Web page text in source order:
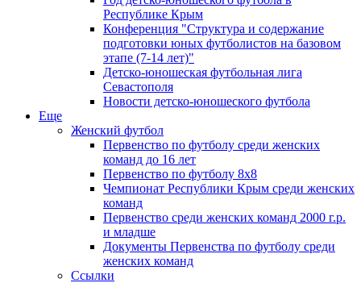
Республике Крым
Конференция "Структура и содержание
подготовки юных футболистов на базовом
этапе (7-14 лет)"
Детско-юношеская футбольная лига
Севастополя
Новости детско-юношеского футбола
Еще
Женский футбол
Первенство по футболу среди женских
команд до 16 лет
Первенство по футболу 8х8
Чемпионат Республики Крым среди женских
команд
Первенство среди женских команд 2000 г.р.
и младше
Документы Первенства по футболу среди
женских команд
Ссылки